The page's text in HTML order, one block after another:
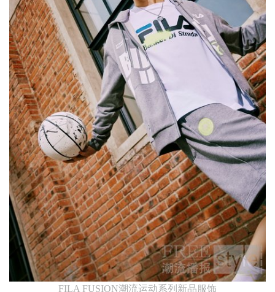
FILA FUSION潮流运动系列新品服饰